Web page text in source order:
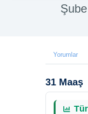
Yorumlar
31 Maaş